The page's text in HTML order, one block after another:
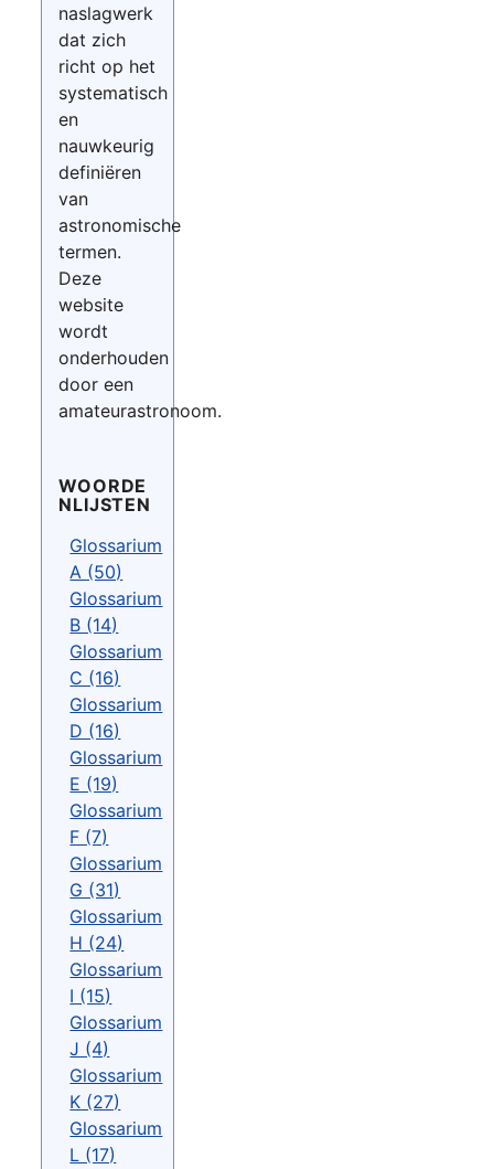
naslagwerk
dat zich
richt op het
systematisch
en
nauwkeurig
definiëren
van
astronomische
termen.
Deze
website
wordt
onderhouden
door een
amateurastronoom.
WOORDE
NLIJSTEN
Glossarium
A (50)
Glossarium
B (14)
Glossarium
C (16)
Glossarium
D (16)
Glossarium
E (19)
Glossarium
F (7)
Glossarium
G (31)
Glossarium
H (24)
Glossarium
I (15)
Glossarium
J (4)
Glossarium
K (27)
Glossarium
L (17)